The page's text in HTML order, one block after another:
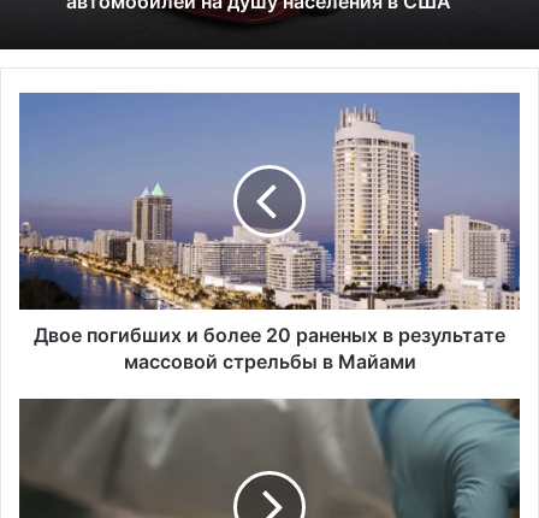
Исследование показало, что в Портленде
самый высокий уровень угона
автомобилей на душу населения в США
о
г
и
б
л
Двое погибших и более 20 раненых в результате
массовой стрельбы в Майами
в